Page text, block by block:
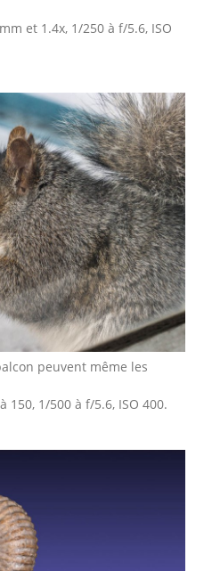
et 1.4x, 1/250 à f/5.6, ISO
peuvent même les
150, 1/500 à f/5.6, ISO 400.